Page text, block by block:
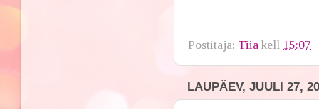
Postitaja: Tiia kell 15:07
LAUPÄEV, JUULI 27,